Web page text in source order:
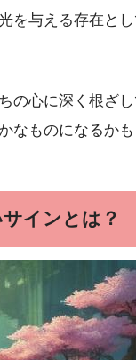
を与える存在と
の心に深く根ざ
ものになるかも
インとは？